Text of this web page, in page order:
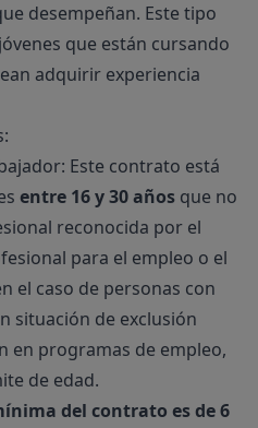
desempeñan. Este tipo
que están cursando
adquirir experiencia
Este contrato está
entre 16 y 30 años que no
reconocida por el
para el empleo o el
el caso de personas con
situación de exclusión
en programas de empleo,
de edad.
del contrato es de 6